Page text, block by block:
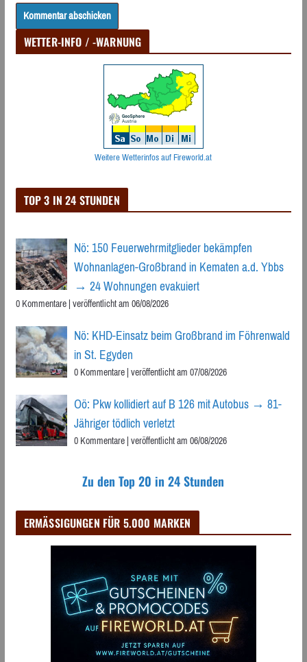
WETTER-INFO / -WARNUNG
Weitere Wetterinfos auf Fireworld.at
TOP 3 IN 24 STUNDEN
Nö: 150 Feuerwehrmitglieder bekämpfen
Wohnanlagen-Großbrand in Kematen a.d. Ybbs
→ 24 Wohnungen evakuiert
0 Kommentare|veröffentlicht am 06/08/2026
Nö: KHD-Einsatz beim Großbrand im Föhrenwald
in St. Egyden
0 Kommentare|veröffentlicht am 07/08/2026
Oö: Pkw kollidiert auf B 126 mit Autobus → 81-
Jähriger tödlich verletzt
0 Kommentare|veröffentlicht am 06/08/2026
Zu den Top 20 in 24 Stunden
ERMÄSSIGUNGEN FÜR 5.000 MARKEN